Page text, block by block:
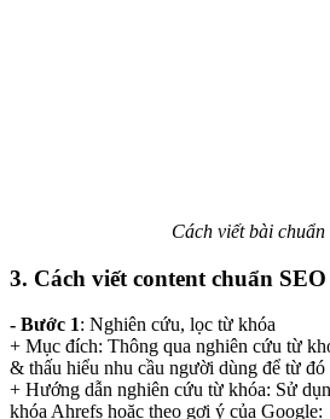
Cách viết bài chuẩn
3. Cách viết content chuẩn SEO
- Bước 1: Nghiên cứu, lọc từ khóa
+ Mục đích: Thông qua nghiên cứu từ
& thấu hiểu nhu cầu người dùng để từ đó
+ Hướng dẫn nghiên cứu từ khóa: Sử
khóa Ahrefs hoặc theo gợi ý của Google: